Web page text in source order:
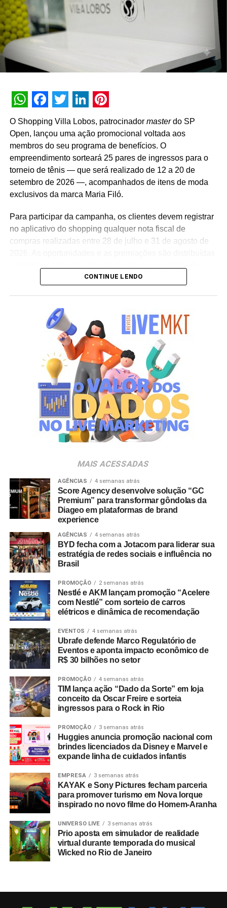
gerente da Torrefação Cooxupé.
A promoção abrange todas as linhas de produtos da
marca em todo o território nacional. Para concorrer aos
comprovantes fiscais pelo site oficial ou via WhatsApp.
distribuição de R$ 10 mil toda semana e o sorteio final de
fosse muito mais do que um incentivo de compra. Ela
precisava reforçar os atributos da marca, gerar conversa e
manter o Café Evolutto presente na rotina das pessoas. A
combinação entre mecânica simples, premiações
atrativas, comunicação integrada e a chegada do Edu
Guedes nos permite manter a marca presente na rotina
do consumidor durante todo o período da campanha”,
Cooxupé.
WhatsApp
Facebook
Twitter
LinkedIn
Pinterest
O Shopping Villa Lobos, patrocinador masterdo SP
Open, lançou uma ação promocional voltada aos
membros do seu programa de benefícios. O
empreendimento sorteará 25 pares de ingressos para o
torneio de tênis — que será realizado de 12 a 20 de
setembro de 2026 —, acompanhados de itens de moda
exclusivos da marca Maria Filó.
Para participar da campanha, os clientes devem registrar
no aplicativo do shopping qualquer nota fiscal de
compras realizadas entre 28 de julho e 31 de agosto de
de setembro de 2026. Após a divulgação do resultado
oficial, os vencedores terão até o dia 16 de setembro para
realizar a retirada presencial dos ingressos e brindes no
espaço Villa Atende, localizado no piso G1 do shopping.
“O SP Open é um torneio muito relevante para a cidade e
para essa região. Como estamos no evento de forma tão
profunda, nada mais justo do que proporcionar essa
experiência para alguns dos nossos clientes fiéis”,
destaca Aline Ivanov, gerente de marketing do Shopping
Villa Lobos.
Para ingressar no programa e participar do sorteio, os
Shopping Villa Lobos, efetuar o cadastro e enviar
comprovantes fiscais de qualquer valor. O regulamento
completo está disponível no site do empreendimento.
CONTINUE LENDO
MAIS ACESSADAS
AGÊNCIAS 4 semanas atrás
Score Agency desenvolve solução “GC
Premium” para transformar gôndolas da
Diageo em plataformas de brand
experience
AGÊNCIAS 4 semanas atrás
BYD fecha com a Jotacom para liderar sua
estratégia de redes sociais e influência no
Brasil
PROMOÇÃO 2 semanas atrás
Nestlé e AKM lançam promoção “Acelere
com Nestlé” com sorteio de carros
elétricos e dinâmica de recomendação
EVENTOS 4 semanas atrás
Ubrafe defende Marco Regulatório de
Eventos e aponta impacto econômico de
R$ 30 bilhões no setor
PROMOÇÃO 4 semanas atrás
TIM lança ação “Dado da Sorte” em loja
conceito da Oscar Freire e sorteia
ingressos para o Rock in Rio
PROMOÇÃO 3 semanas atrás
Huggies anuncia promoção nacional com
brindes licenciados da Disney e Marvel e
expande linha de cuidados infantis
EMPRESA 3 semanas atrás
KAYAK e Sony Pictures fecham parceria
para promover turismo em Nova Iorque
inspirado no novo filme do Homem-Aranha
UNIVERSO LIVE 3 semanas atrás
Prio aposta em simulador de realidade
virtual durante temporada do musical
Wicked no Rio de Janeiro